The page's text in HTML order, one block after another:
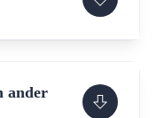
ander